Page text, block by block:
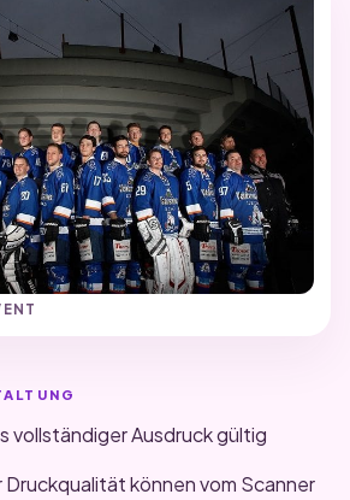
vollständiger Ausdruck gültig
können vom Scanner